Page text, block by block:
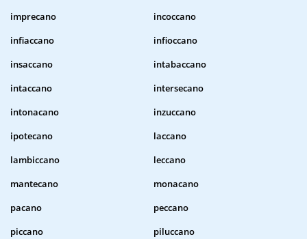
imprecano
incoccano
infiaccano
infioccano
insaccano
intabaccano
intaccano
intersecano
intonacano
inzuccano
ipotecano
laccano
lambiccano
leccano
mantecano
monacano
pacano
peccano
piccano
piluccano